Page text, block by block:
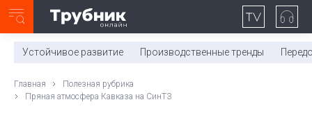
0:00/ 11:03
Устойчивое развитие Производственные тренды
Главная
Полезная рубрика
Пряная атмосфера Кавказа на СинТЗ